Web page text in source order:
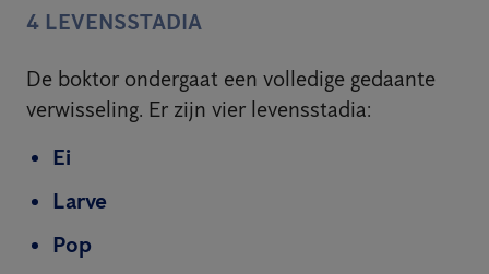
4 LEVENSSTADIA
De boktor ondergaat een volledige gedaante
verwisseling. Er zijn vier levensstadia:
Ei
Larve
Pop